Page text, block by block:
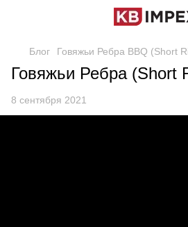
Блог Говяжьи Ребра BBQ (Short
Говяжьи Ребра (Short
8 сентября 2021